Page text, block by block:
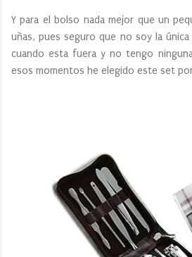
Y para el bolso nada mejor que un
uñas, pues seguro que no soy la
cuando esta fuera y no tengo
esos momentos he elegido este set